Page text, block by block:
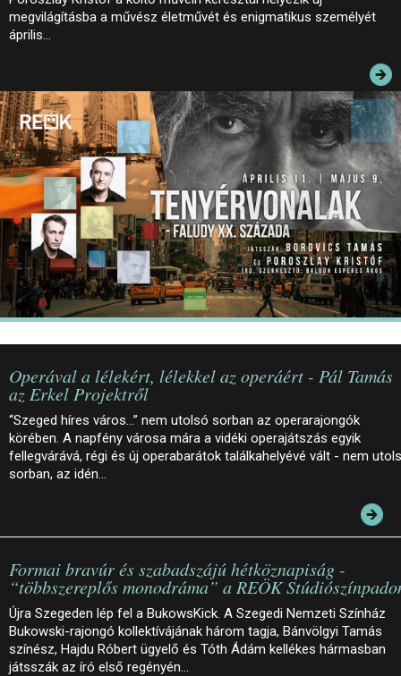
KONFERENCIA
PALOTASÉTÁK ÉS VEZETÉSEK
KÖZÉRDEKŰ ADATOK
megvilágításba a művész életművét és enigmatikus személyét
április…
Operával a lélekért, lélekkel az operáért - Pál Tamás
az Erkel Projektről
“Szeged híres város…” nem utolsó sorban az operarajongók
körében. A napfény városa mára a vidéki operajátszás egyik
fellegvárává, régi és új operabarátok találkahelyévé vált - nem
sorban, az idén…
Formai bravúr és szabadszájú hétköznapiság -
“többszereplős monodráma” a REÖK
Újra Szegeden lép fel a BukowsKick. A Szegedi Nemzeti Színház
Bukowski-rajongó kollektívájának három tagja, Bánvölgyi Tamás
színész, Hajdu Róbert ügyelő és Tóth Ádám kellékes hármasban
játsszák az író első regényén…